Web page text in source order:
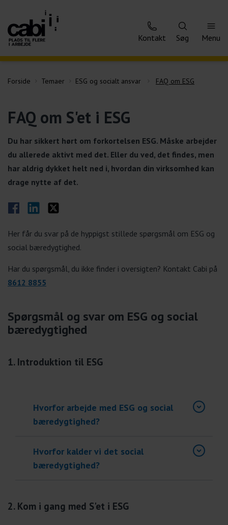
Kontakt Søg Menu
Forside Temaer ESG og socialt ansvar FAQ om ESG
FAQ om S'et i ESG
Du har sikkert hørt om forkortelsen ESG. Måske arbejder
du allerede aktivt med det. Eller du ved, det findes, men
har aldrig dykket helt ned i, hvordan din virksomhed kan
drage nytte af det.
Del på Facebook
Del på LinkedIn
Del på Twitter
Her får du svar på de hyppigst stillede spørgsmål om ESG og
social bæredygtighed.
Har du spørgsmål, du ikke finder i oversigten? Kontakt Cabi på
8612 8855
Spørgsmål og svar om ESG og social
bæredygtighed
1. Introduktion til ESG
Hvorfor arbejde med ESG og social
bæredygtighed?
Hvorfor kalder vi det social
bæredygtighed?
2. Kom i gang med S'et i ESG